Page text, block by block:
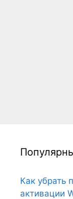
Как убрать
активации